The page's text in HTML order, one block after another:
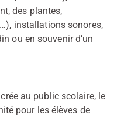
des plantes,
installations sonores,
ou en souvenir d’un
au public scolaire, le
pour les élèves de